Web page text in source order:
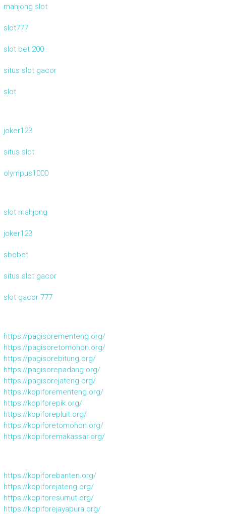
mahjong slot
slot777
slot bet 200
situs slot gacor
slot
joker123
situs slot
olympus1000
slot mahjong
joker123
sbobet
situs slot gacor
slot gacor 777
https://pagisorementeng.org/
https://pagisoretomohon.org/
https://pagisorebitung.org/
https://pagisorepadang.org/
https://pagisorejateng.org/
https://kopiforementeng.org/
https://kopiforepik.org/
https://kopiforepluit.org/
https://kopiforetomohon.org/
https://kopiforemakassar.org/
https://kopiforebanten.org/
https://kopiforejateng.org/
https://kopiforesumut.org/
https://kopiforejayapura.org/